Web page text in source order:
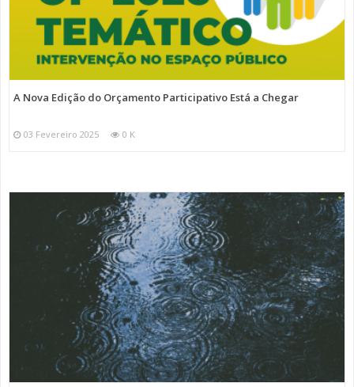
A Nova Edição do Orçamento Participativo Está a Chegar
03 Fevereiro 2025 0 K